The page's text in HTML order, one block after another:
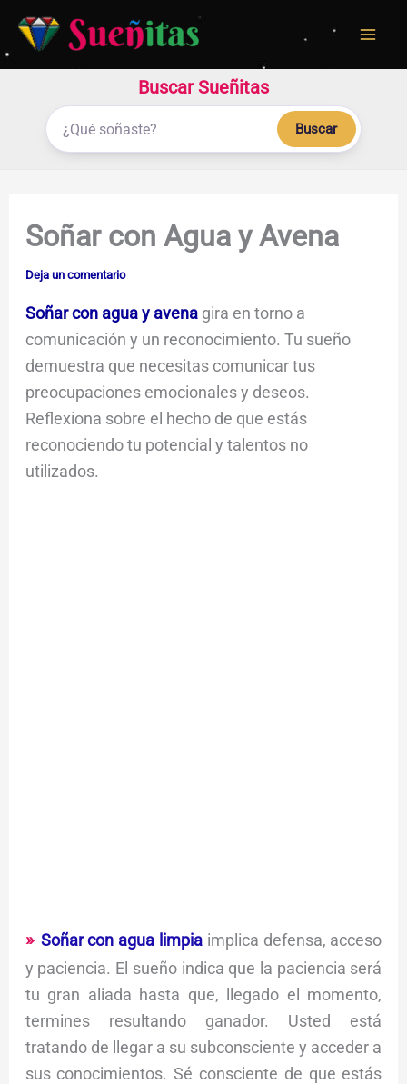
contenido
Buscar Sueñitas
Buscar
Soñar con Agua y Avena
Deja un comentario
Soñar con agua y avenagira en torno a
comunicación y un reconocimiento. Tu sueño
demuestra que necesitas comunicar tus
preocupaciones emocionales y deseos.
Reflexiona sobre el hecho de que estás
reconociendo tu potencial y talentos no
utilizados.
Soñar con agua limpia implica defensa, acceso
y paciencia. El sueño indica que la paciencia será
tu gran aliada hasta que, llegado el momento,
termines resultando ganador. Usted está
tratando de llegar a su subconsciente y acceder a
sus conocimientos. Sé consciente de que estás